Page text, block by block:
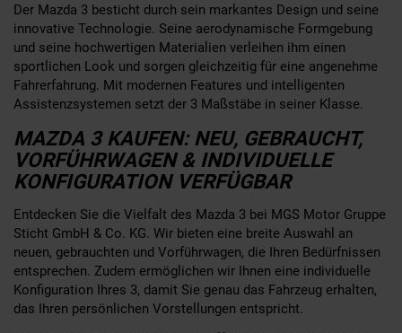
Der Mazda 3 besticht durch sein markantes Design und seine
innovative Technologie. Seine aerodynamische Formgebung
und seine hochwertigen Materialien verleihen ihm einen
sportlichen Look und sorgen gleichzeitig für eine angenehme
Fahrerfahrung. Mit modernen Features und intelligenten
Assistenzsystemen setzt der 3 Maßstäbe in seiner Klasse.
MAZDA 3 KAUFEN: NEU, GEBRAUCHT,
VORFÜHRWAGEN & INDIVIDUELLE
KONFIGURATION VERFÜGBAR
Entdecken Sie die Vielfalt des Mazda 3 bei MGS Motor Gruppe
Sticht GmbH & Co. KG. Wir bieten eine breite Auswahl an
neuen, gebrauchten und Vorführwagen, die Ihren Bedürfnissen
entsprechen. Zudem ermöglichen wir Ihnen eine individuelle
Konfiguration Ihres 3, damit Sie genau das Fahrzeug erhalten,
das Ihren persönlichen Vorstellungen entspricht.